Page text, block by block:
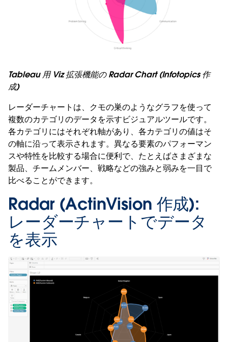
Tableau 用 Viz 拡張機能の Radar Chart (Infotopics 作
成)
レーダーチャートは、クモの巣のようなグラフを使って
複数のカテゴリのデータを示すビジュアルツールです。
各カテゴリにはそれぞれ軸があり、各カテゴリの値はそ
の軸に沿って表示されます。異なる要素のパフォーマン
スや特性を比較する場合に便利で、たとえばさまざまな
製品、チームメンバー、戦略などの強みと弱みを一目で
比べることができます。
Radar (ActinVision 作成):
レーダーチャートでデータ
を表示